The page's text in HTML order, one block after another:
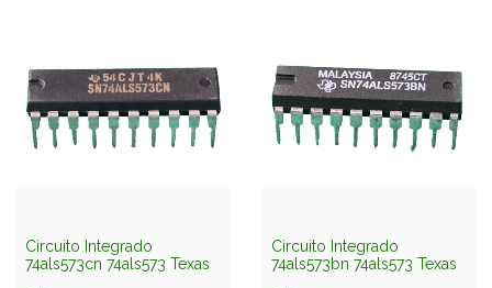
Circuito Integrado
74als573cn 74als573 Texas
Circuito Integrado
74als573bn 74als573 Texas